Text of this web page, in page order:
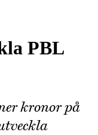
PBL
kronor på